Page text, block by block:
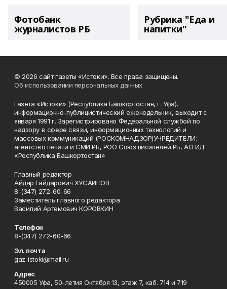
Фотобанк
журналистов РБ
Рубрика "Еда и
напитки"
© 2026 сайт газеты «Истоки». Все права защищены.
Об использовании персональных данных
Газета «Истоки» (Республика Башкортостан, г. Уфа),
информационно-публицистический еженедельник, выходит с
января 1991 г. Зарегистрировано Федеральной службой по
надзору в сфере связи, информационных технологий и
массовых коммуникаций (РОСКОМНАДЗОР)УЧРЕДИТЕЛИ:
агентство печати и СМИ РБ, РОО Союз писателей РБ, АО ИД
«Республика Башкортостан»
Главный редактор
Айдар Гайдарович ХУСАИНОВ
8-(347) 272-60-66
Заместитель главного редактора
Василий Артемович КОРОВКИН
Телефон
8-(347) 272-60-66
Эл. почта
gaz_istoki@mail.ru
Адрес
450005 Уфа, 50-летия Октября 13, этаж 7, каб. 714 и 719